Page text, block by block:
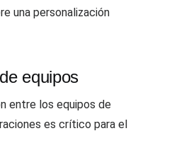
una personalización
equipos
entre los equipos de
es crítico para el